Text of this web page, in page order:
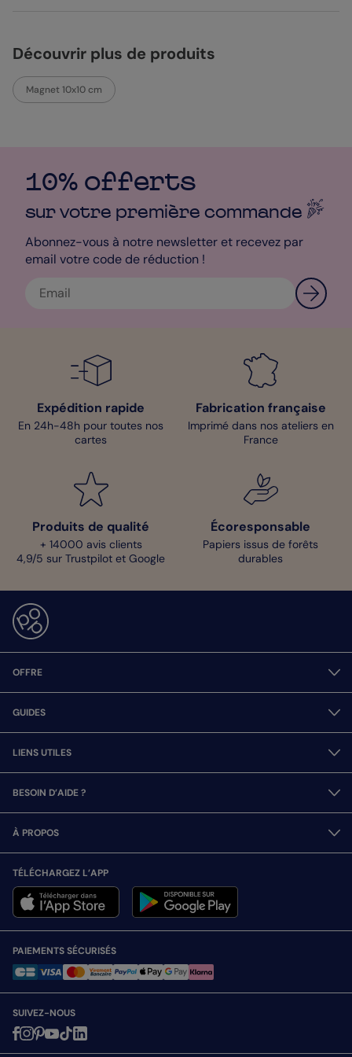
Découvrir plus de produits
Magnet 10x10 cm
10% offerts
sur votre première commande
Abonnez-vous à notre newsletter et recevez par
email votre code de réduction !
Expédition rapide
En 24h-48h pour toutes nos
cartes
Fabrication française
Imprimé dans nos ateliers en
France
Produits de qualité
+ 14000 avis clients
4,9/5 sur Trustpilot et Google
Écoresponsable
Papiers issus de forêts
durables
OFFRE
GUIDES
LIENS UTILES
BESOIN D’AIDE ?
À PROPOS
TÉLÉCHARGEZ L’APP
PAIEMENTS SÉCURISÉS
SUIVEZ-NOUS